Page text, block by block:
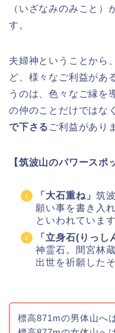
（いざなみのみこと）
す。
夫婦神ということから、
ど、様々なご利益があ
うのは、色々なご縁を
の仲のことだけではな
で下さる ご利益があり
【筑波山のパワースポ
「大石重ね」 筑
願い事を書き入
といわれています
「立身石(りっし
神霊石。間宮林
出世を祈願したそ
標高871mの男体山へ